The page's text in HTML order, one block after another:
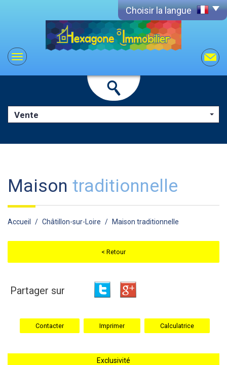
Choisir la langue
Vente
maison traditionnelle
Accueil Châtillon-sur-Loire Maison traditionnelle
< Retour
Partager sur
Contacter Imprimer Calculatrice
Exclusivité